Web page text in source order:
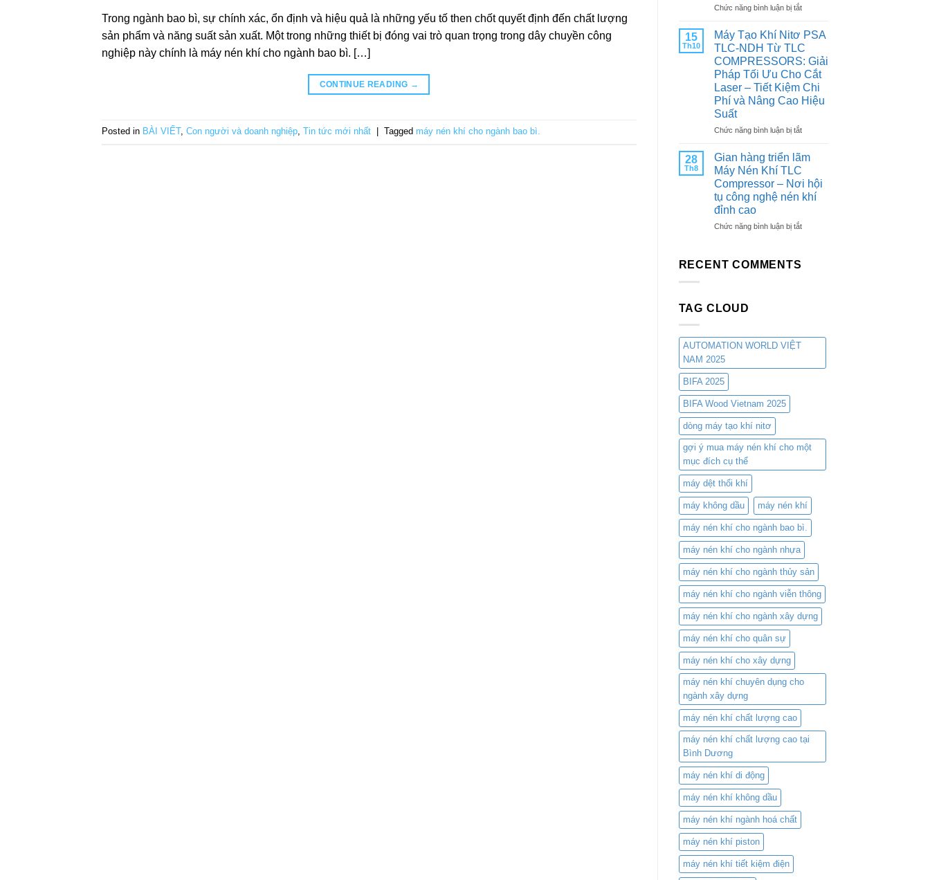
Trong ngành bao bì, sự chính xác, ổn định và hiệu quả là những yếu tố then chốt quyết định đến chất lượng
sản phẩm và năng suất sản xuất. Một trong những thiết bị đóng vai trò quan trọng trong dây chuyền công
nghiệp này chính là máy nén khí cho ngành bao bì. […]
CONTINUE READING →
Posted in BÀI VIẾT, Con người và doanh nghiệp Tin tức mới nhất Tagged máy nén khí cho ngành bao bì.
&
THAM
QUAN
TRIỂN
LÃM
CÔNG
NGHIỆP
XUẤT
NAM
2025
Chức năng bình luận bị tắtở
Tạo
Khí
Nitơ
PSA
Từ
TLC
Compressors:
Cho
Các
Ngành
Công
15
Th10
Máy Tạo Khí Nitơ PSA
TLC-NDH Từ TLC
COMPRESSORS: Giải
Pháp Tối Ưu Cho Cắt
Laser – Tiết Kiệm Chi
Phí và Nâng Cao Hiệu
Suất
Chức năng bình luận bị tắtở
PSA
TLC-
Từ
–
Suất
28
Th8
Gian hàng triển lãm
Máy Nén Khí TLC
Compressor – Nơi hội
tụ công nghệ nén khí
đỉnh cao
Chức năng bình luận bị tắtở
–
hội
đỉnh
cao
RECENT COMMENTS
TAG CLOUD
AUTOMATION WORLD VIỆT
NAM 2025
BIFA 2025
BIFA Wood Vietnam 2025
dòng máy tạo khí nitơ
gợi ý mua máy nén khí cho một
mục đích cụ thể
máy dệt thổi khí
máy không dầu máy nén khí
máy nén khí cho ngành bao bì.
máy nén khí cho ngành nhựa
máy nén khí cho ngành thủy sản
máy nén khí cho ngành viễn thông
máy nén khí cho ngành xây dựng
máy nén khí cho quân sự
máy nén khí cho xây dựng
máy nén khí chuyên dụng cho
ngành xây dựng
máy nén khí chất lượng cao
máy nén khí chất lượng cao tại
Bình Dương
máy nén khí di động
máy nén khí không dầu
máy nén khí ngành hoá chất
máy nén khí piston
máy nén khí tiết kiệm điện